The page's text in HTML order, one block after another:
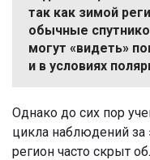
так как зимой
обычные
могут «видеть»
и в условиях
Однако до сих пор
цикла наблюдений за
регион часто скрыт